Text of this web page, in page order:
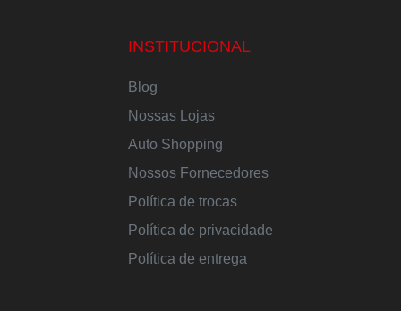
INSTITUCIONAL
Blog
Nossas Lojas
Auto Shopping
Nossos Fornecedores
Política de trocas
Política de privacidade
Política de entrega